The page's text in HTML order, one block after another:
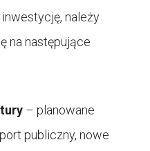
należy
na następujące
– planowane
publiczny, nowe